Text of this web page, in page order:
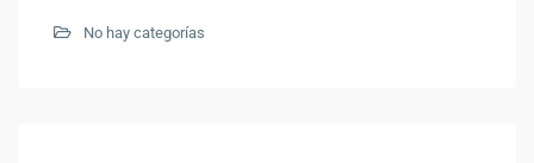
No hay categorías